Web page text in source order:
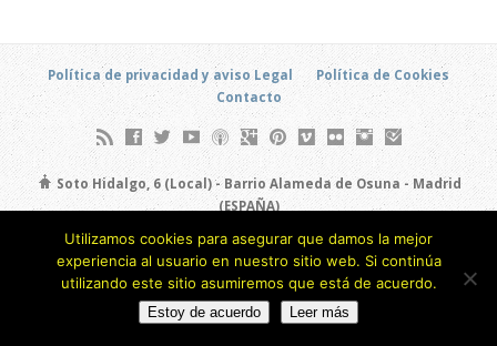
Política de privacidad y aviso Legal
Política de Cookies
Contacto
Soto Hidalgo, 6 (Local) - Barrio Alameda de Osuna - Madrid
(ESPAÑA)
Copyright © 2026
Utilizamos cookies para asegurar que damos la mejor
experiencia al usuario en nuestro sitio web. Si continúa
utilizando este sitio asumiremos que está de acuerdo.
Estoy de acuerdo Leer más